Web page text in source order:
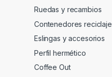
Ruedas y recambios
Contenedores reciclaje
Eslingas y accesorios
Perfil hermético
Coffee Out